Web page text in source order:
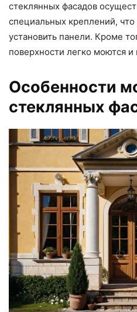
стеклянных фасадов
специальных креплений,
установить панели. Кроме
поверхности легко моются
Особенности
стеклянных